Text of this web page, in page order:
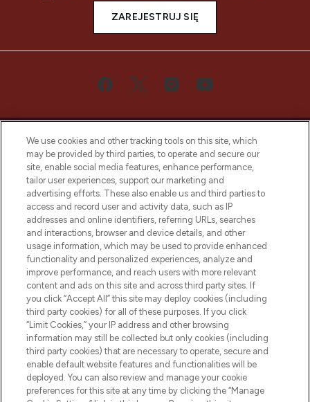
ZAREJESTRUJ SIĘ
Bądź pierwszą osobą, która dowie się o
najnowszych produktach, od niszowych i
uznanych marek, sezonowych trendach i
otrzyma ekskluzywne artykuły redakcyjne
z Sunday Supplement.
Zgoda na pliki cookie
Do Not Sell or Share My Personal
Information
POMOC & INFORMACJE
WAŻNE INFORMACJE
We use cookies and other tracking tools on this site, which
may be provided by third parties, to operate and secure our
site, enable social media features, enhance performance,
tailor user experiences, support our marketing and
advertising efforts. These also enable us and third parties to
access and record user and activity data, such as IP
addresses and online identifiers, referring URLs, searches
and interactions, browser and device details, and other
usage information, which may be used to provide enhanced
functionality and personalized experiences, analyze and
improve performance, and reach users with more relevant
content and ads on this site and across third party sites. If
you click “Accept All” this site may deploy cookies (including
third party cookies) for all of these purposes. If you click
“Limit Cookies,” your IP address and other browsing
information may still be collected but only cookies (including
third party cookies) that are necessary to operate, secure and
enable default website features and functionalities will be
deployed. You can also review and manage your cookie
preferences for this site at any time by clicking the “Manage